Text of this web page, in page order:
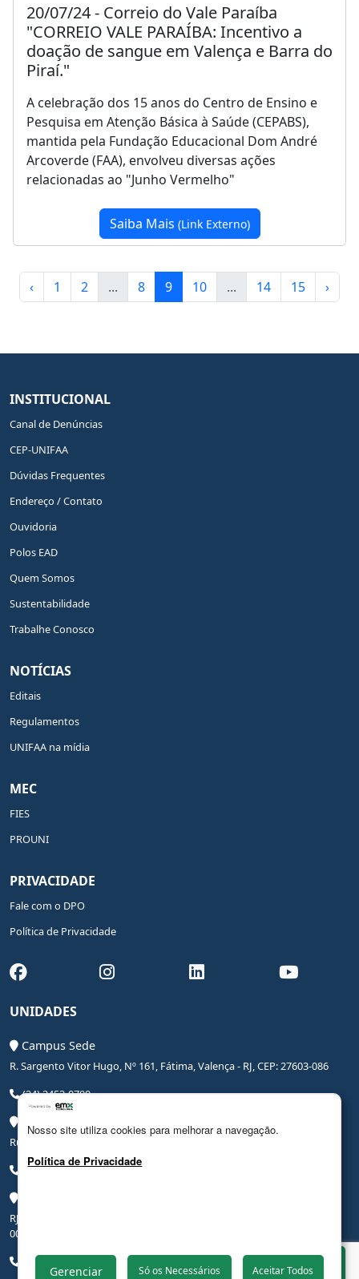
20/07/24 - Correio do Vale Paraíba
"CORREIO VALE PARAÍBA: Incentivo a
doação de sangue em Valença e Barra do
Piraí."
A celebração dos 15 anos do Centro de Ensino e
Pesquisa em Atenção Básica à Saúde (CEPABS),
mantida pela Fundação Educacional Dom André
Arcoverde (FAA), envolveu diversas ações
relacionadas ao "Junho Vermelho"
Saiba Mais (Link Externo)
‹ 1 2 ... 8 9 10 ... 14 15 ›
INSTITUCIONAL
Canal de Denúncias
CEP-UNIFAA
Dúvidas Frequentes
Endereço / Contato
Ouvidoria
Polos EAD
Quem Somos
Sustentabilidade
Trabalhe Conosco
NOTÍCIAS
Editais
Regulamentos
UNIFAA na mídia
MEC
FIES
PROUNI
PRIVACIDADE
Fale com o DPO
Política de Privacidade
UNIDADES
Campus Sede
R. Sargento Vitor Hugo, Nº 161, Fátima, Valença - RJ, CEP: 27603-086
(24) 2453-0700
Rua Coronel Leite Pinto, Nº 20, Centro, Valença - RJ, CEP: 27600-000
(24) 3206-0090
RJ-145, Rodovia Benjamin Ielpo, Nº 20510, Valença - RJ, CEP: 27600-
000
(24) 2453-0700
Whatsapp
Nosso site utiliza cookies para melhorar a navegação.
Política de Privacidade
Gerenciar Só os Necessários Aceitar Todos